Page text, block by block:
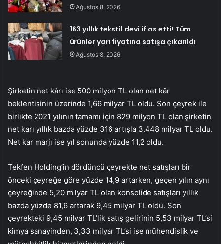
Ağustos 8, 2026
163 yıllık tekstil devi iflas etti! Tüm
ürünler yarı fiyatına satışa çıkarıldı
Ağustos 8, 2026
Şirketin net kârı ise 500 milyon TL olan net kâr
beklentisinin üzerinde 1,66 milyar TL oldu. Son çeyrek ile
birlikte 2021 yılının tamamı için 829 milyon TL olan şirketin
net karı yıllık bazda yüzde 316 artışla 3.448 milyar TL oldu.
Net kar marjı ise yıl sonunda yüzde 11,2 oldu.
Tekfen Holding’in dördüncü çeyrekte net satışları bir
önceki çeyreğe göre yüzde 14,9 artarken, geçen yılın aynı
çeyreğinde 5,20 milyar TL olan konsolide satışları yıllık
bazda yüzde 81,6 artarak 9,45 milyar TL oldu. Son
çeyrekteki 9,45 milyar TL’lik satış gelirinin 5,53 milyar TL’si
kimya sanayinden, 3,33 milyar TL’si ise mühendislik ve